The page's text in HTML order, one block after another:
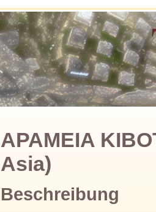
APAMEIA
Asia)
Beschreibung